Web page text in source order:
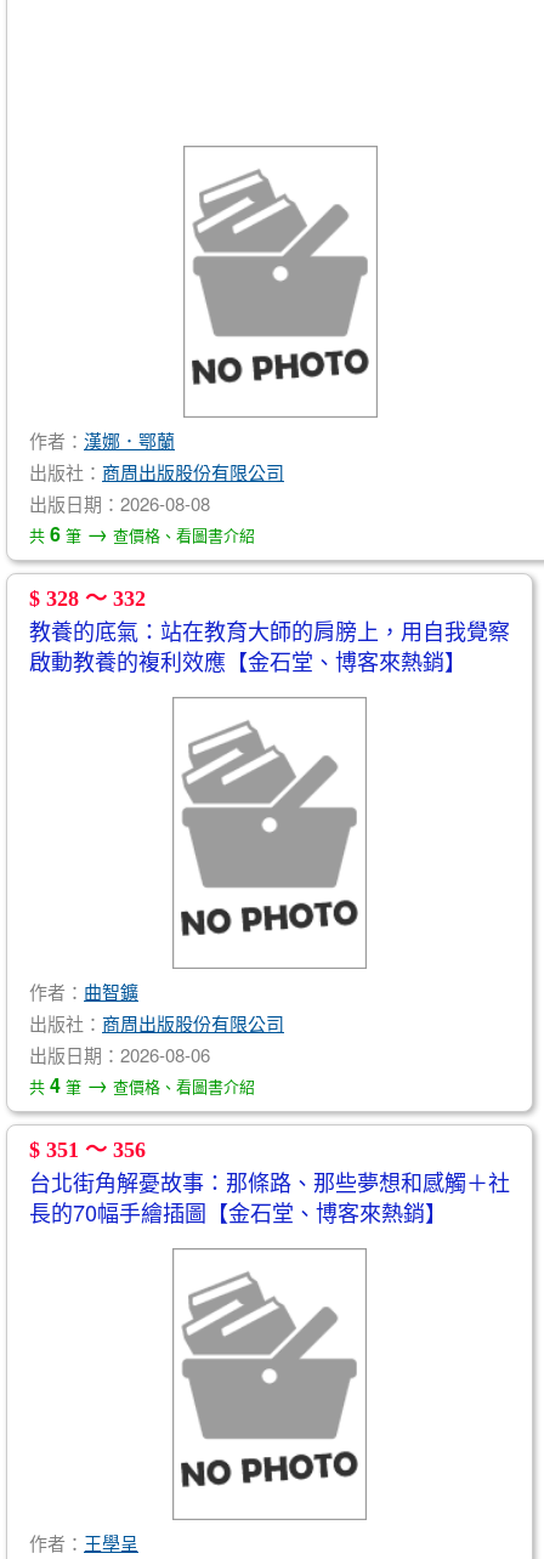
作者： 漢娜．鄂蘭
出版社： 商周出版股份有限公司
出版日期：2026-08-08
共 6 筆 → 查價格、看圖書介紹
$ 328 ～ 332
教養的底氣：站在教育大師的肩膀上，用自我覺察
啟動教養的複利效應【金石堂、博客來熱銷】
作者： 曲智鑛
出版社： 商周出版股份有限公司
出版日期：2026-08-06
共 4 筆 → 查價格、看圖書介紹
$ 351 ～ 356
台北街角解憂故事：那條路、那些夢想和感觸＋社
長的70幅手繪插圖【金石堂、博客來熱銷】
作者： 王學呈